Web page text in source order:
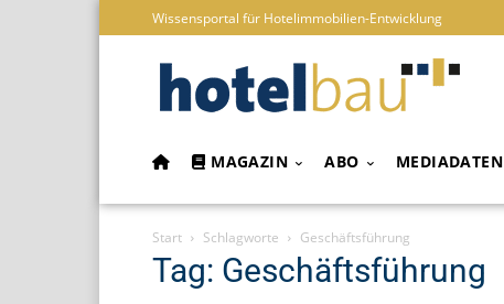
Wissensportal für Hotelimmobilien-Entwicklung
MAGAZIN ABO MEDIADATEN
Start Schlagworte Geschäftsführung
Tag: Geschäftsführung